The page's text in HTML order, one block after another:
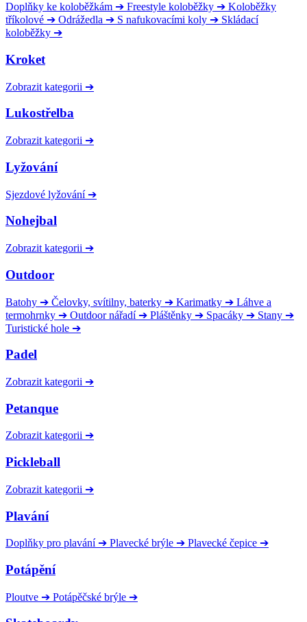
Doplňky ke koloběžkám ➔ Freestyle koloběžky ➔ Koloběžky
tříkolové ➔ Odrážedla ➔ S nafukovacími koly ➔ Skládací
koloběžky ➔
Kroket
Zobrazit kategorii ➔
Lukostřelba
Zobrazit kategorii ➔
Lyžování
Sjezdové lyžování ➔
Nohejbal
Zobrazit kategorii ➔
Outdoor
Batohy ➔ Čelovky, svítilny, baterky ➔ Karimatky ➔ Láhve a
termohrnky ➔ Outdoor nářadí ➔ Pláštěnky ➔ Spacáky ➔ Stany ➔
Turistické hole ➔
Padel
Zobrazit kategorii ➔
Petanque
Zobrazit kategorii ➔
Pickleball
Zobrazit kategorii ➔
Plavání
Doplňky pro plavání ➔ Plavecké brýle ➔ Plavecké čepice ➔
Potápění
Ploutve ➔ Potápěčské brýle ➔